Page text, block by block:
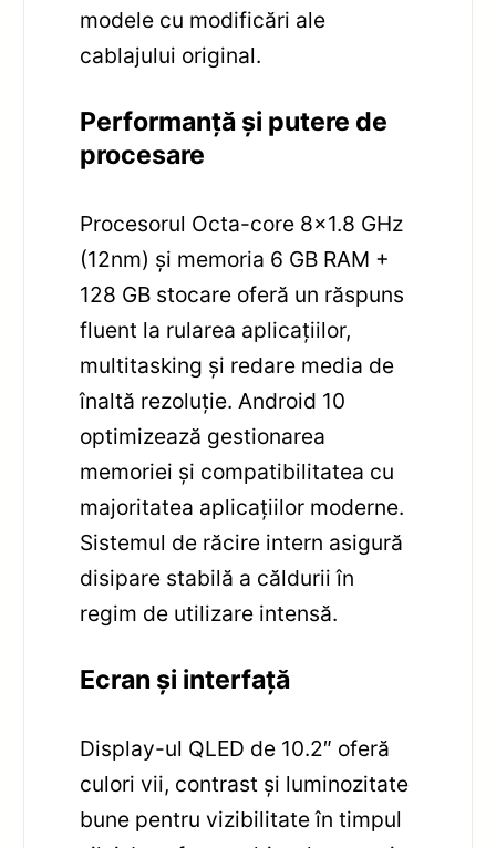
modele cu modificări ale
cablajului original.
Performanță și putere de
procesare
Procesorul Octa-core 8×1.8 GHz
(12nm) și memoria 6 GB RAM +
128 GB stocare oferă un răspuns
fluent la rularea aplicațiilor,
multitasking și redare media de
înaltă rezoluție. Android 10
optimizează gestionarea
memoriei și compatibilitatea cu
majoritatea aplicațiilor moderne.
Sistemul de răcire intern asigură
disipare stabilă a căldurii în
regim de utilizare intensă.
Ecran și interfață
Display-ul QLED de 10.2″ oferă
culori vii, contrast și luminozitate
bune pentru vizibilitate în timpul